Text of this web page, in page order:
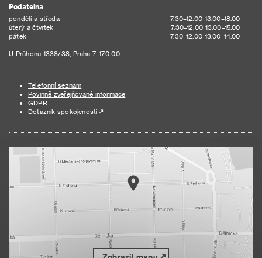
Podatelna
pondělí a středa
7.30–12.00 13.00–18.00
úterý a čtvrtek
7.30–12.00 13.00–15.00
pátek
7.30–12.00 13.00–14.00
U Průhonu 1338/38, Praha 7, 170 00
Telefonní seznam
Povinně zveřejňované informace
GDPR
Dotazník spokojenosti